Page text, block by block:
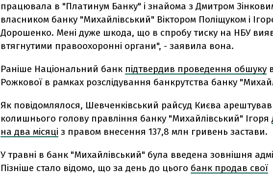
працювала в "Платинум Банку" і знайома з Дмитром
власником банку "Михайлівський" Віктором Поліщуком і
Дорошенко. Мені дуже шкода, що в спробу тиску на НБУ
втягнутими правоохоронні органи", - заявила вона.
Раніше Національний банк підтвердив проведення обшуку
Рожкової в рамках розслідування банкрутства банку
Як повідомлялося, Шевченківський райсуд Києва арештував
колишнього голову правління банку "Михайлівський" Ігоря
на два місяці з правом внесення 137,8 млн гривень застави.
У травні в банк "Михайлівський" була введена зовнішня
Пізніше стало відомо, що за день до цього банк продав свої